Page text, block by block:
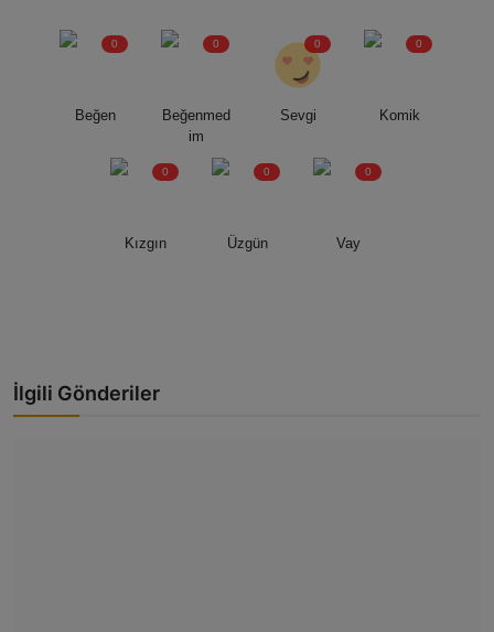
Beğen
0
Beğenmed
im
0
Sevgi
0
Komik
0
Kızgın
0
Üzgün
0
Vay
0
İlgili Gönderiler